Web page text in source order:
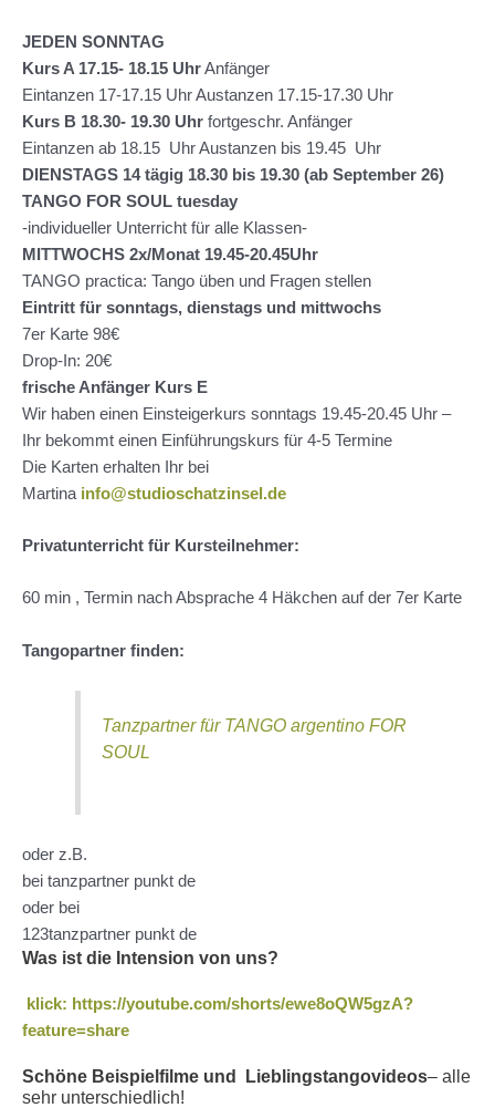
JEDEN SONNTAG
Kurs A 17.15- 18.15 UhrAnfänger
Eintanzen 17-17.15 Uhr Austanzen 17.15-17.30 Uhr
Kurs B 18.30- 19.30 Uhr fortgeschr. Anfänger
Eintanzen ab 18.15 Uhr Austanzen bis 19.45 Uhr
DIENSTAGS 14 tägig 18.30 bis 19.30 (ab September 26)
TANGO FOR SOUL tuesday
-individueller Unterricht für alle Klassen-
MITTWOCHS 2x/Monat 19.45-20.45Uhr
TANGO practica: Tango üben und Fragen stellen
Eintritt für sonntags, dienstags und mittwochs
7er Karte 98€
Drop-In: 20€
frische Anfänger Kurs E
Wir haben einen Einsteigerkurs sonntags 19.45-20.45 Uhr –
Ihr bekommt einen Einführungskurs für 4-5 Termine
Die Karten erhalten Ihr bei
Martina info@studioschatzinsel.de
Privatunterricht für Kursteilnehmer:
60 min , Termin nach Absprache 4 Häkchen auf der 7er Karte
Tangopartner finden:
Tanzpartner für TANGO argentino FOR
SOUL
oder z.B.
bei tanzpartner punkt de
oder bei
123tanzpartner punkt de
Was ist die Intension von uns?
klick: https://youtube.com/shorts/ewe8oQW5gzA?
feature=share
Schöne Beispielfilme und Lieblingstangovideos– alle
sehr unterschiedlich!